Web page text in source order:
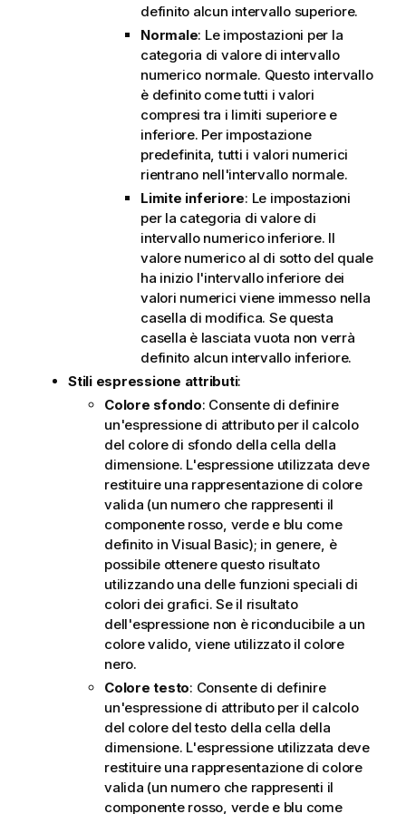
definito alcun intervallo superiore.
Normale: Le impostazioni per la
categoria di valore di intervallo
numerico normale. Questo intervallo
è definito come tutti i valori
compresi tra i limiti superiore e
inferiore. Per impostazione
predefinita, tutti i valori numerici
rientrano nell'intervallo normale.
Limite inferiore: Le impostazioni
per la categoria di valore di
intervallo numerico inferiore. Il
valore numerico al di sotto del quale
ha inizio l'intervallo inferiore dei
valori numerici viene immesso nella
casella di modifica. Se questa
casella è lasciata vuota non verrà
definito alcun intervallo inferiore.
Stili espressione attributi:
Colore sfondo: Consente di definire
un'espressione di attributo per il calcolo
del colore di sfondo della cella della
dimensione. L'espressione utilizzata deve
restituire una rappresentazione di colore
valida (un numero che rappresenti il
componente rosso, verde e blu come
definito in Visual Basic); in genere, è
possibile ottenere questo risultato
utilizzando una delle funzioni speciali di
colori dei grafici. Se il risultato
dell'espressione non è riconducibile a un
colore valido, viene utilizzato il colore
nero.
Colore testo: Consente di definire
un'espressione di attributo per il calcolo
del colore del testo della cella della
dimensione. L'espressione utilizzata deve
restituire una rappresentazione di colore
valida (un numero che rappresenti il
componente rosso, verde e blu come